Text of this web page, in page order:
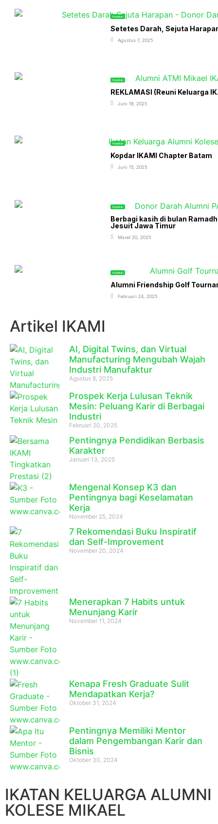
Kegiatan
Setetes Darah, Sejuta
Agustus 7, 2025
Kegiatan
REKLAMASI (Reuni Keluarga
Juni 19, 2025
Kegiatan
Kopdar IKAMI Chapter Batam
Juni 15, 2025
Kegiatan
Berbagi kasih di bulan
Jesuit Jawa Timur
Maret 20, 2025
Kegiatan
Alumni Friendship Golf
Februari 24, 2025
Artikel IKAMI
AI, Digital Twins, dan Virtual
Manufacturing Mengubah Wajah
Industri Manufaktur
Agustus 8, 2025
Prospek Kerja Lulusan Teknik
Mesin: Peluang Karir di Berbagai
Industri
Februari 20, 2025
Pentingnya Pendidikan Berbasis
Karakter
Januari 13, 2025
Mengenal Konsep K3 dan
Pentingnya bagi Keselamatan
Kerja
November 25, 2024
7 Rekomendasi Buku Inspiratif
dan Self-Improvement
November 20, 2024
Menerapkan 7 Habits untuk
Menunjang Karir
November 11, 2024
Kenapa Fresh Graduate Sulit
Mendapatkan Kerja?
Oktober 31, 2024
Pentingnya Memiliki Mentor
dalam Pengembangan Karir dan
Bisnis
Oktober 30, 2024
IKATAN KELUARGA ALUMNI
KOLESE MIKAEL